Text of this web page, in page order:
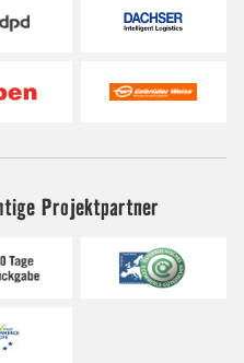
Projektpartner